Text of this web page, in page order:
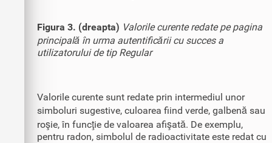
Figura 3. (dreapta) Valorile curente redate pe pagina
principală în urma autentificării cu succes a
utilizatorului de tip Regular
Valorile curente sunt redate prin intermediul unor
simboluri sugestive, culoarea fiind verde, galbenă sau
roşie, în funcţie de valoarea afişată. De exemplu,
pentru radon, simbolul de radioactivitate este redat cu